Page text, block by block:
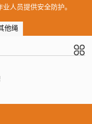
人员提供安全防护。
他绳